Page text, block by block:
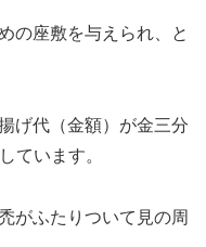
の座敷を与えられ、と
げ代（金額）が金三分
ています。
がふたりついて見の周